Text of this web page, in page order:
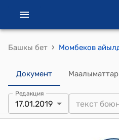
Башкы бет ›
Документ Маалыматтар
Редакция
17.01.2019